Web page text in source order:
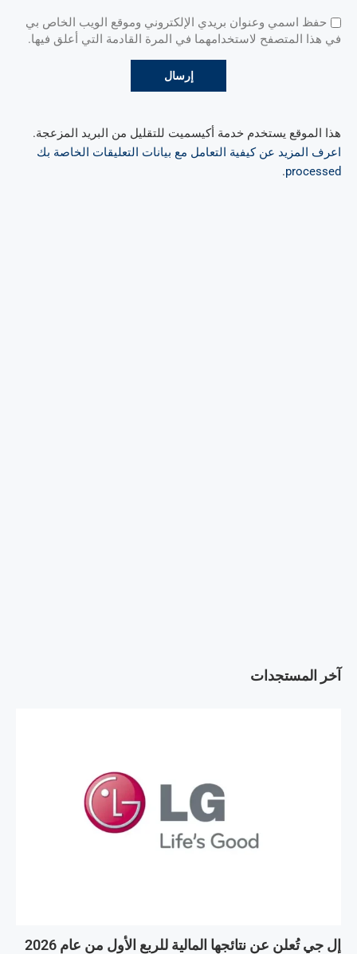
حفظ اسمي وعنوان بريدي الإلكتروني وموقع الويب الخاص بي
في هذا المتصفح لاستخدامهما في المرة القادمة التي أعلق فيها.
هذا الموقع يستخدم خدمة أكيسميت للتقليل من البريد المزعجة.
اعرف المزيد عن كيفية التعامل مع بيانات التعليقات الخاصة بك
processed
.
آخر المستجدات
إل جي تُعلن عن نتائجها المالية للربع الأول من عام 2026